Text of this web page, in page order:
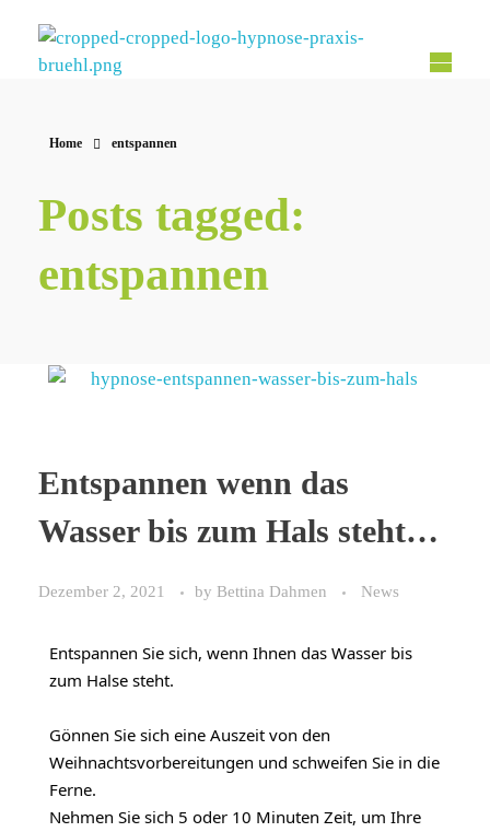
Home entspannen
Posts tagged:
entspannen
Entspannen wenn das
Wasser bis zum Hals steht…
Dezember 2, 2021 by Bettina Dahmen News
Entspannen Sie sich, wenn Ihnen das Wasser bis
zum Halse steht.
Gönnen Sie sich eine Auszeit von den
Weihnachtsvorbereitungen und schweifen Sie in die
Ferne.
Nehmen Sie sich 5 oder 10 Minuten Zeit, um Ihre